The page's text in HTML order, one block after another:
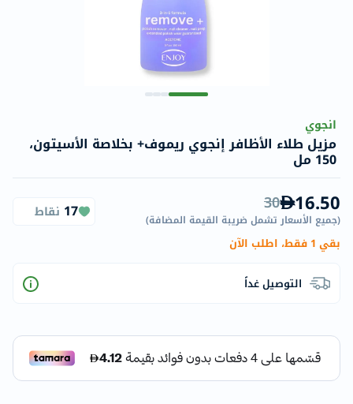
انجوي
مزيل طلاء الأظافر إنجوي ريموف+ بخلاصة الأسيتون،
150 مل
16.50
30
(جميع الأسعار تشمل ضريبة القيمة المضافة)
17 نقاط
بقي 1 فقط، اطلب الآن
التوصيل غداً